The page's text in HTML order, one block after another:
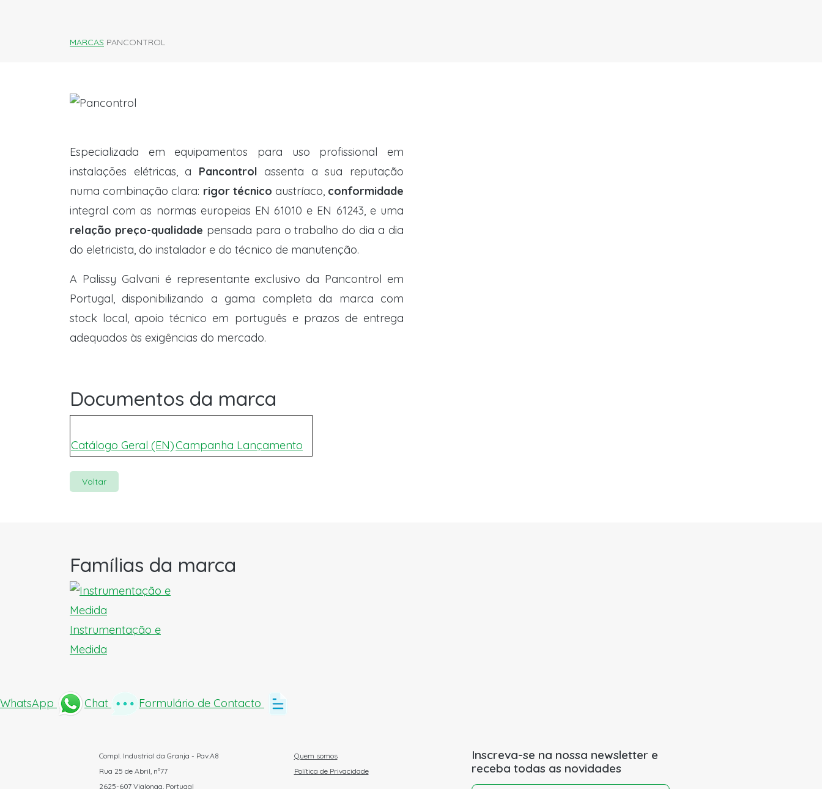
MARCAS PANCONTROL
Especializada em equipamentos para uso profissional em
instalações elétricas, a Pancontrol assenta a sua reputação
numa combinação clara: rigor técnico austríaco, conformidade
integral com as normas europeias EN 61010 e EN 61243, e uma
relação preço-qualidade pensada para o trabalho do dia a dia
do eletricista, do instalador e do técnico de manutenção.
A Palissy Galvani é representante exclusivo da Pancontrol em
Portugal, disponibilizando a gama completa da marca com
stock local, apoio técnico em português e prazos de entrega
adequados às exigências do mercado.
Documentos da marca
Catálogo Geral (EN)Campanha Lançamento
Voltar
Famílias da marca
Instrumentação e
Medida
WhatsApp Chat Formulário de Contacto
Compl. Industrial da Granja - Pav.A8
Rua 25 de Abril, nº77
2625-607 Vialonga, Portugal
Quem somos
Política de Privacidade
Inscreva-se na nossa newsletter e
receba todas as novidades